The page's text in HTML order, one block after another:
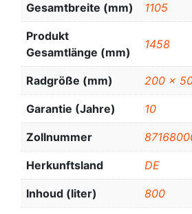
Gesamtbreite (mm) 1105
Produkt
Gesamtlänge (mm)
1458
Radgröße (mm) 200 x
Garantie (Jahre) 10
Zollnummer
Herkunftsland DE
Inhoud (liter) 800